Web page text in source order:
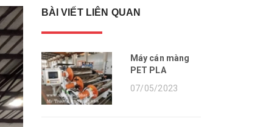
BÀI VIẾT LIÊN QUAN
Máy cán màng
PET PLA
07/05/2023